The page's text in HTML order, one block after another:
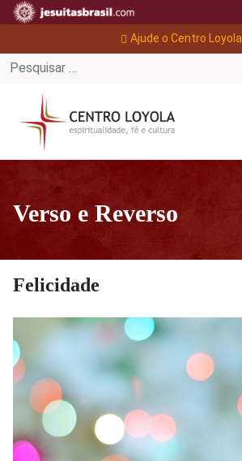
Ajude o Centro Loyola
Verso e Reverso
Felicidade